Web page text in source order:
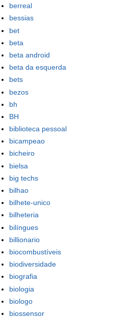
berreal
bessias
bet
beta
beta android
beta da esquerda
bets
bezos
bh
BH
biblioteca pessoal
bicampeao
bicheiro
bielsa
big techs
bilhao
bilhete-unico
bilheteria
bilíngues
billionario
biocombustíveis
biodiversidade
biografia
biologia
biologo
biossensor